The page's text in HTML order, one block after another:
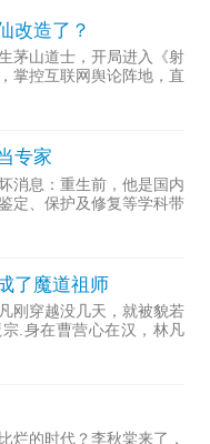
改造了？
茅山道士，开局进入《射
掌控互联网舆论阵地，直
专家
消息：重生前，他是国内
定、保护及修复等学科带
了魔道祖师
刚穿越没几天，就被貌若
.身在曹营心在汉，林凡
遭人误解，好在他不断通
年后，正道六大派打上
烂的时代？李秋棠来了，